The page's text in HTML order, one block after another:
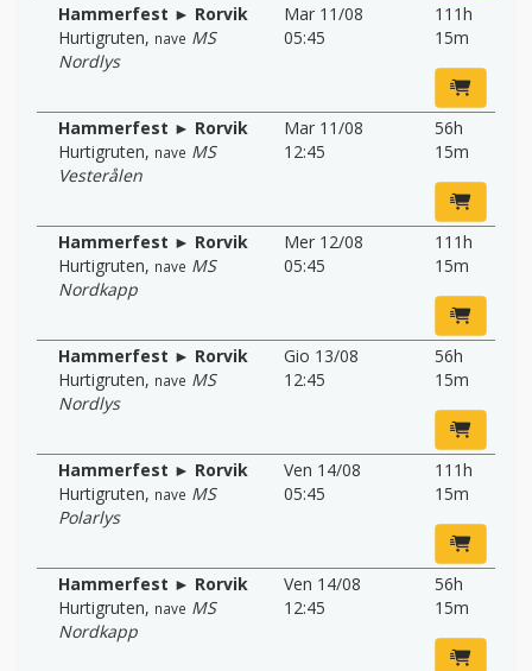
Hammerfest ► Rorvik
Hurtigruten, nave MS
Nordlys
Mar 11/08
05:45
111h
15m
Hammerfest ► Rorvik
Hurtigruten, nave MS
Vesterålen
Mar 11/08
12:45
56h
15m
Hammerfest ► Rorvik
Hurtigruten, nave MS
Nordkapp
Mer 12/08
05:45
111h
15m
Hammerfest ► Rorvik
Hurtigruten, nave MS
Nordlys
Gio 13/08
12:45
56h
15m
Hammerfest ► Rorvik
Hurtigruten, nave MS
Polarlys
Ven 14/08
05:45
111h
15m
Hammerfest ► Rorvik
Hurtigruten, nave MS
Nordkapp
Ven 14/08
12:45
56h
15m